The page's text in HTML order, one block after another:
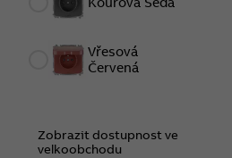
Vřesová
Červená
Zobrazit dostupnost ve
velkoobchodu